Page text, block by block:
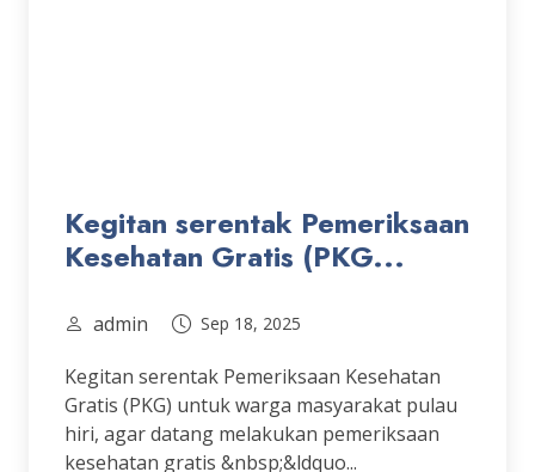
Kegitan serentak Pemeriksaan
Kesehatan Gratis (PKG...
admin Sep 18, 2025
Kegitan serentak Pemeriksaan Kesehatan
Gratis (PKG) untuk warga masyarakat pulau
hiri, agar datang melakukan pemeriksaan
kesehatan gratis &nbsp;&ldquo...